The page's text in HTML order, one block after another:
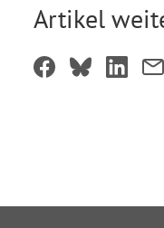
Artikel